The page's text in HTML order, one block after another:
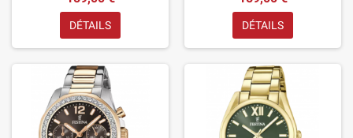
DÉTAILS DÉTAILS